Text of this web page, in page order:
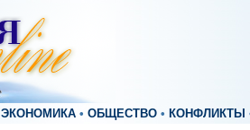
ЭКОНОМИКА • ОБЩЕСТВО • КОНФЛИКТЫ